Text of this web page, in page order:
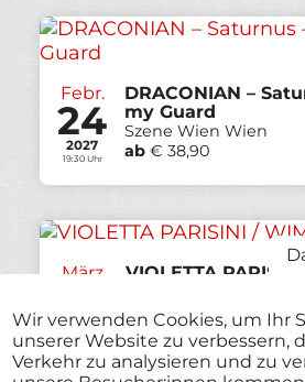
Febr.
24
2027
19:30 Uhr
DRACONIAN –
my Guard
Szene Wien Wien
ab € 38,90
März
2027
20:00 Uhr
VIOLETTA
€ 18,00
Wir verwenden Cookies, um Ihr
unserer Website zu verbessern,
Verkehr zu analysieren und zu